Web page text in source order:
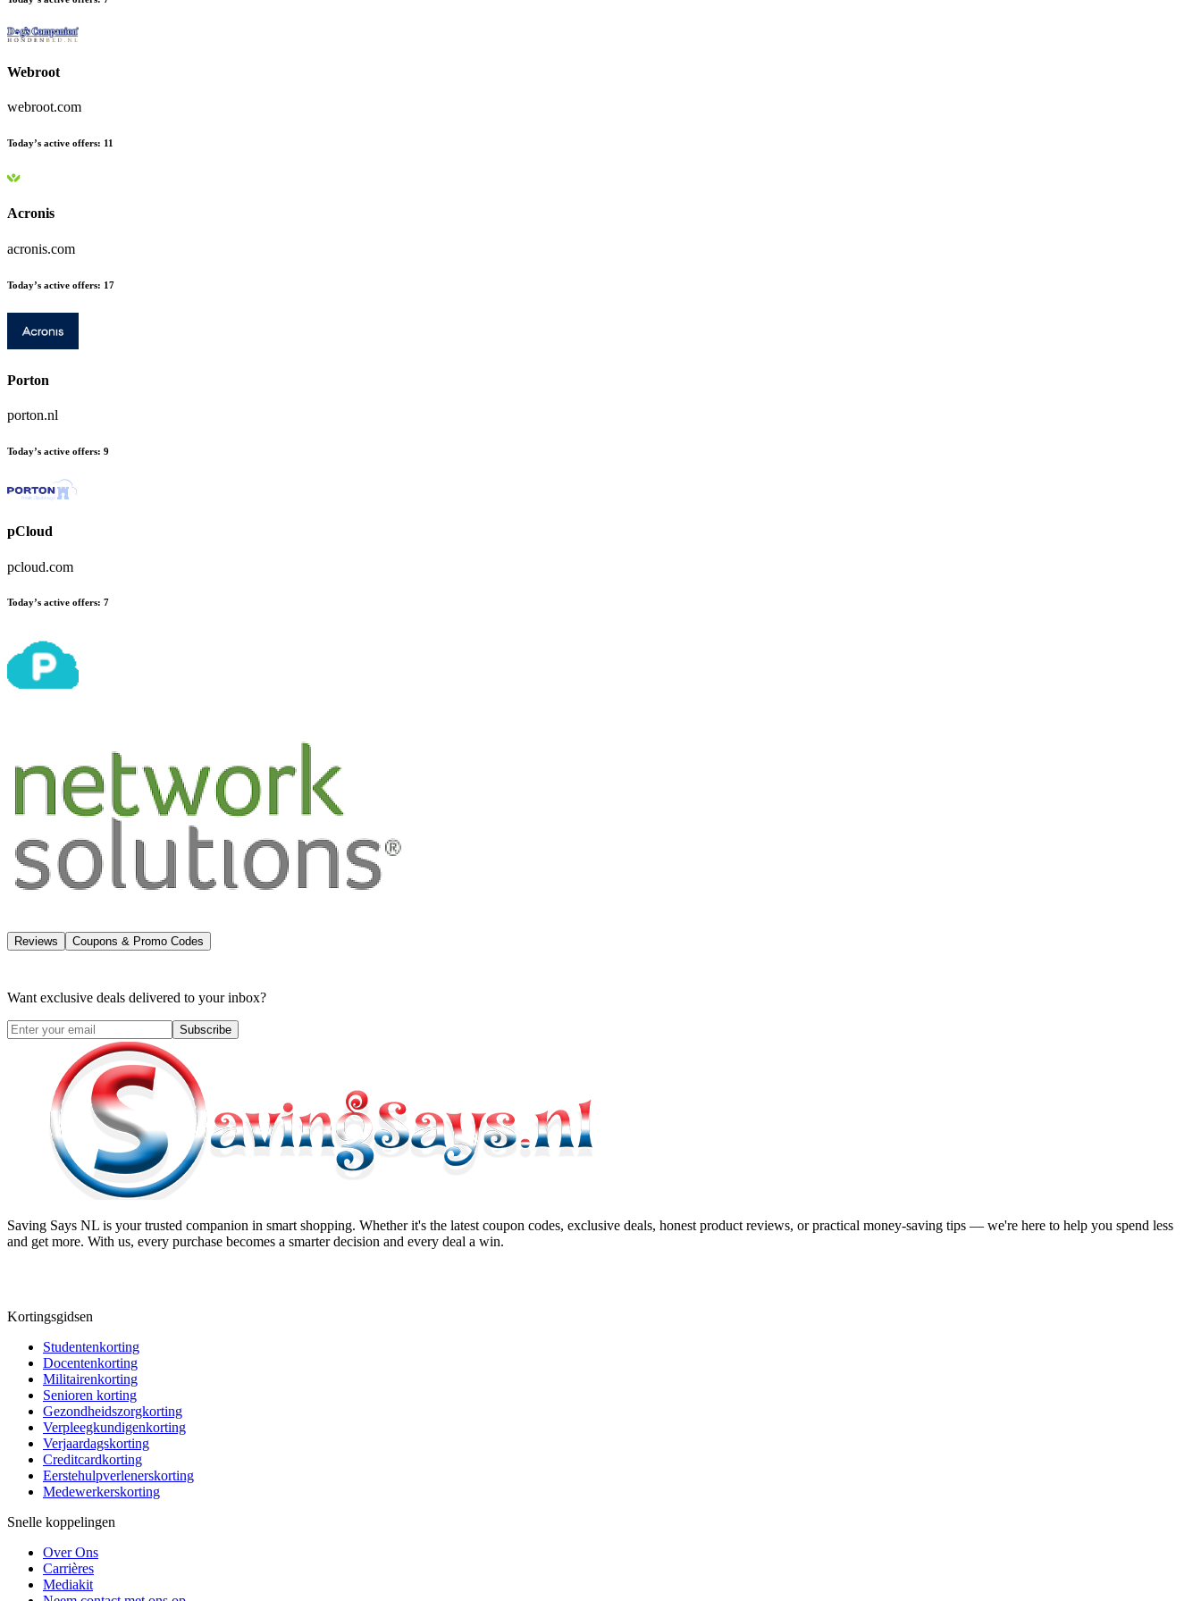
Webroot
webroot.com
Today’s active offers: 11
Acronis
acronis.com
Today’s active offers: 17
Porton
porton.nl
Today’s active offers: 9
pCloud
pcloud.com
Today’s active offers: 7
Reviews Coupons & Promo Codes
Want exclusive deals delivered to your inbox?
Subscribe
Saving Says NL is your trusted companion in smart shopping. Whether it's the latest coupon codes, exclusive deals, honest product reviews, or practical money-saving tips — we're here to help you spend less
and get more. With us, every purchase becomes a smarter decision and every deal a win.
Kortingsgidsen
Studentenkorting
Docentenkorting
Militairenkorting
Senioren korting
Gezondheidszorgkorting
Verpleegkundigenkorting
Verjaardagskorting
Creditcardkorting
Eerstehulpverlenerskorting
Medewerkerskorting
Snelle koppelingen
Over Ons
Carrières
Mediakit